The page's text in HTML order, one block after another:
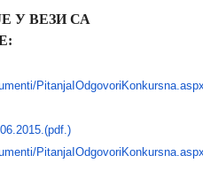
У ВЕЗИ СА